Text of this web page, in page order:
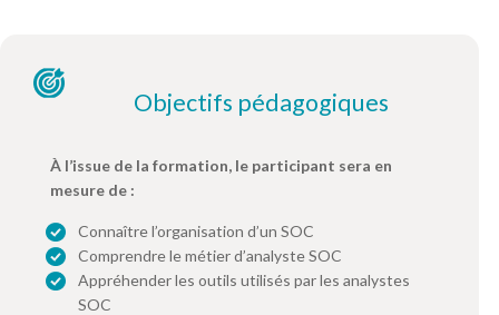
Objectifs pédagogiques
À l’issue de la formation, le participant sera en
mesure de :
Connaître l’organisation d’un SOC
Comprendre le métier d’analyste SOC
Appréhender les outils utilisés par les analystes
SOC